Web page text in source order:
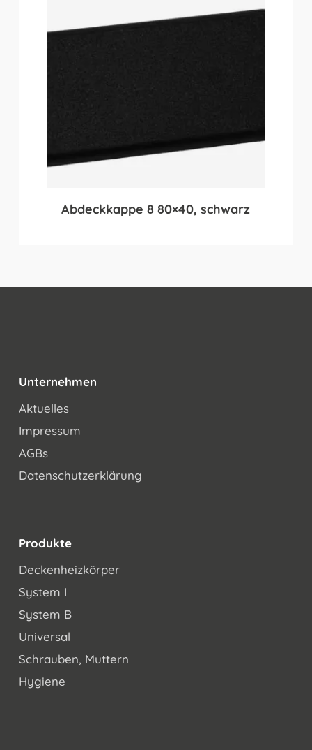
Abdeckkappe 8 80×40, schwarz
Unternehmen
Aktuelles
Impressum
AGBs
Datenschutzerklärung
Produkte
Deckenheizkörper
System I
System B
Universal
Schrauben, Muttern
Hygiene